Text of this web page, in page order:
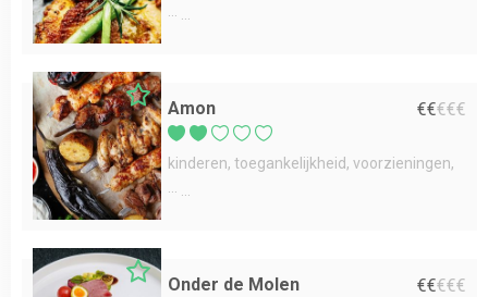
Amon €€€€€
kinderen toegankelijkheid voorzieningen
Onder de Molen €€€€€